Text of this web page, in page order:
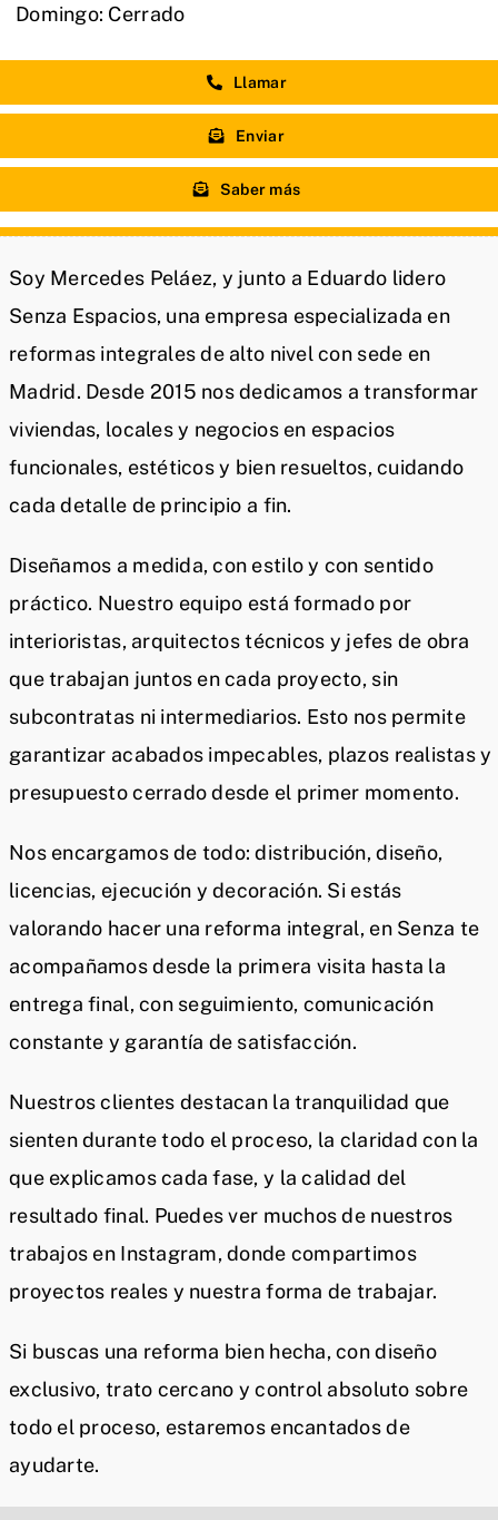
Soy Mercedes Peláez, y junto a Eduardo lidero
Senza Espacios, una empresa especializada en
reformas integrales de alto nivel con sede en
Madrid. Desde 2015 nos dedicamos a transformar
viviendas, locales y negocios en espacios
funcionales, estéticos y bien resueltos, cuidando
cada detalle de principio a fin.
Diseñamos a medida, con estilo y con sentido
práctico. Nuestro equipo está formado por
interioristas, arquitectos técnicos y jefes de obra
que trabajan juntos en cada proyecto, sin
subcontratas ni intermediarios. Esto nos permite
garantizar acabados impecables, plazos realistas y
presupuesto cerrado desde el primer momento.
Nos encargamos de todo: distribución, diseño,
licencias, ejecución y decoración. Si estás
valorando hacer una reforma integral, en Senza te
acompañamos desde la primera visita hasta la
entrega final, con seguimiento, comunicación
constante y garantía de satisfacción.
Nuestros clientes destacan la tranquilidad que
sienten durante todo el proceso, la claridad con la
que explicamos cada fase, y la calidad del
resultado final. Puedes ver muchos de nuestros
trabajos en Instagram, donde compartimos
proyectos reales y nuestra forma de trabajar.
Si buscas una reforma bien hecha, con diseño
exclusivo, trato cercano y control absoluto sobre
todo el proceso, estaremos encantados de
ayudarte.
Domingo: Cerrado
Llamar
Enviar
Saber más